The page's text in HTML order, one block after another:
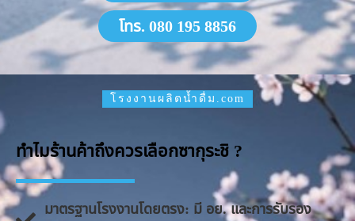
โทร. 080 195 8856
โรงงานผลิตน้ำดื่ม.com
ทำไมร้านค้าถึงควรเลือกซากุระชิ ?
มาตรฐานโรงงานโดยตรง: มี อย. และการรับรอง